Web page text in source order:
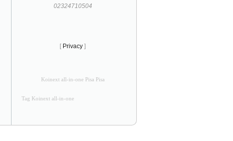
02324710504
[ Privacy ]
Koinext all-in-one Pisa Pisa
Tag Koinext all-in-one